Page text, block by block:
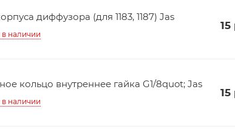
диффузора (для 1183, 1187) Jas
в наличии
15
кольцо внутреннее гайка G1/8quot; Jas
в наличии
15